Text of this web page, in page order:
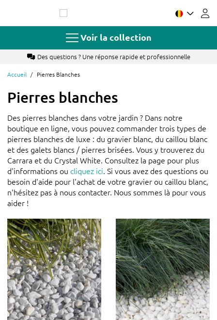
contenu
Voir la collection
Des questions ? Une réponse rapide et professionnelle
Accueil Pierres Blanches
Pierres blanches
Des pierres blanches dans votre jardin ? Dans notre
boutique en ligne, vous pouvez commander trois types de
pierres blanches de luxe : du gravier blanc, du caillou blanc
et des galets blancs / pierres brisées. Vous y trouverez du
Carrara et du Crystal White. Consultez la page pour plus
d'informations ou cliquez ici. Si vous avez des questions ou
besoin d'aide pour l'achat de votre gravier ou caillou blanc,
n'hésitez pas à nous contacter. Nous sommes là pour vous
aider !